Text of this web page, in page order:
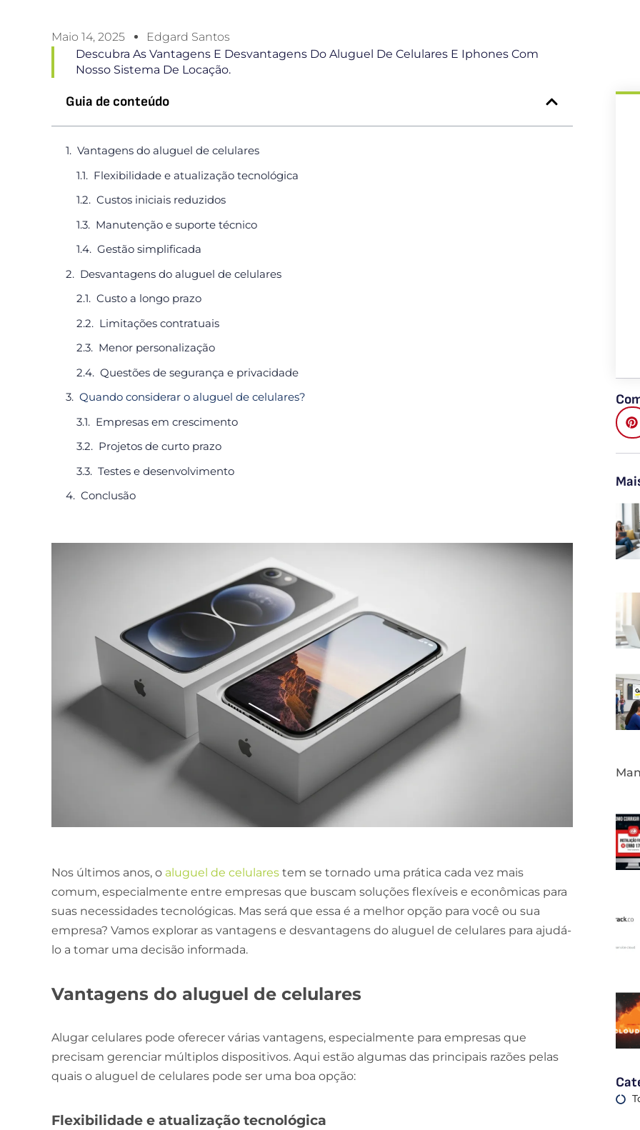
Maio 14, 2025
Edgard Santos
Descubra As Vantagens E Desvantagens Do Aluguel De Celulares E Iphones Com
Nosso Sistema De Locação.
Guia de conteúdo
Vantagens do aluguel de celulares
Flexibilidade e atualização tecnológica
Custos iniciais reduzidos
Manutenção e suporte técnico
Gestão simplificada
Desvantagens do aluguel de celulares
Custo a longo prazo
Limitações contratuais
Menor personalização
Questões de segurança e privacidade
Quando considerar o aluguel de celulares?
Empresas em crescimento
Projetos de curto prazo
Testes e desenvolvimento
Conclusão
Nos últimos anos, o aluguel de celulares tem se tornado uma prática cada vez mais
comum, especialmente entre empresas que buscam soluções flexíveis e econômicas para
suas necessidades tecnológicas. Mas será que essa é a melhor opção para você ou sua
empresa? Vamos explorar as vantagens e desvantagens do aluguel de celulares para ajudá-
lo a tomar uma decisão informada.
Vantagens do aluguel de celulares
Alugar celulares pode oferecer várias vantagens, especialmente para empresas que
precisam gerenciar múltiplos dispositivos. Aqui estão algumas das principais razões pelas
quais o aluguel de celulares pode ser uma boa opção:
Flexibilidade e atualização tecnológica